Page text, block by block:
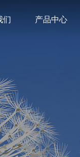
们 产品中心